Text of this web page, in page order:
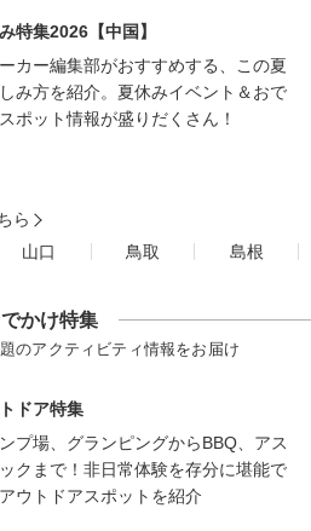
特集2026【中国】
カー編集部がおすすめする、この夏
み方を紹介。夏休みイベント＆おで
ポット情報が盛りだくさん！
ら
山口 鳥取 島根
かけ特集
のアクティビティ情報をお届け
ドア特集
プ場、グランピングからBBQ、アス
クまで！非日常体験を存分に堪能で
ウトドアスポットを紹介